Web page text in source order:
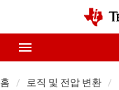
홈 로직 및 전압 변환